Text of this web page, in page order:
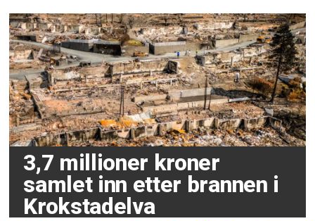
3,7 millioner kroner
samlet inn etter brannen i
Krokstadelva